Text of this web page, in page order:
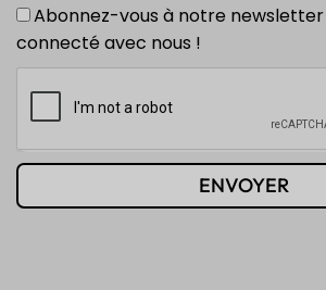
Abonnez-vous à notre
connecté avec nous !
ENVOYER